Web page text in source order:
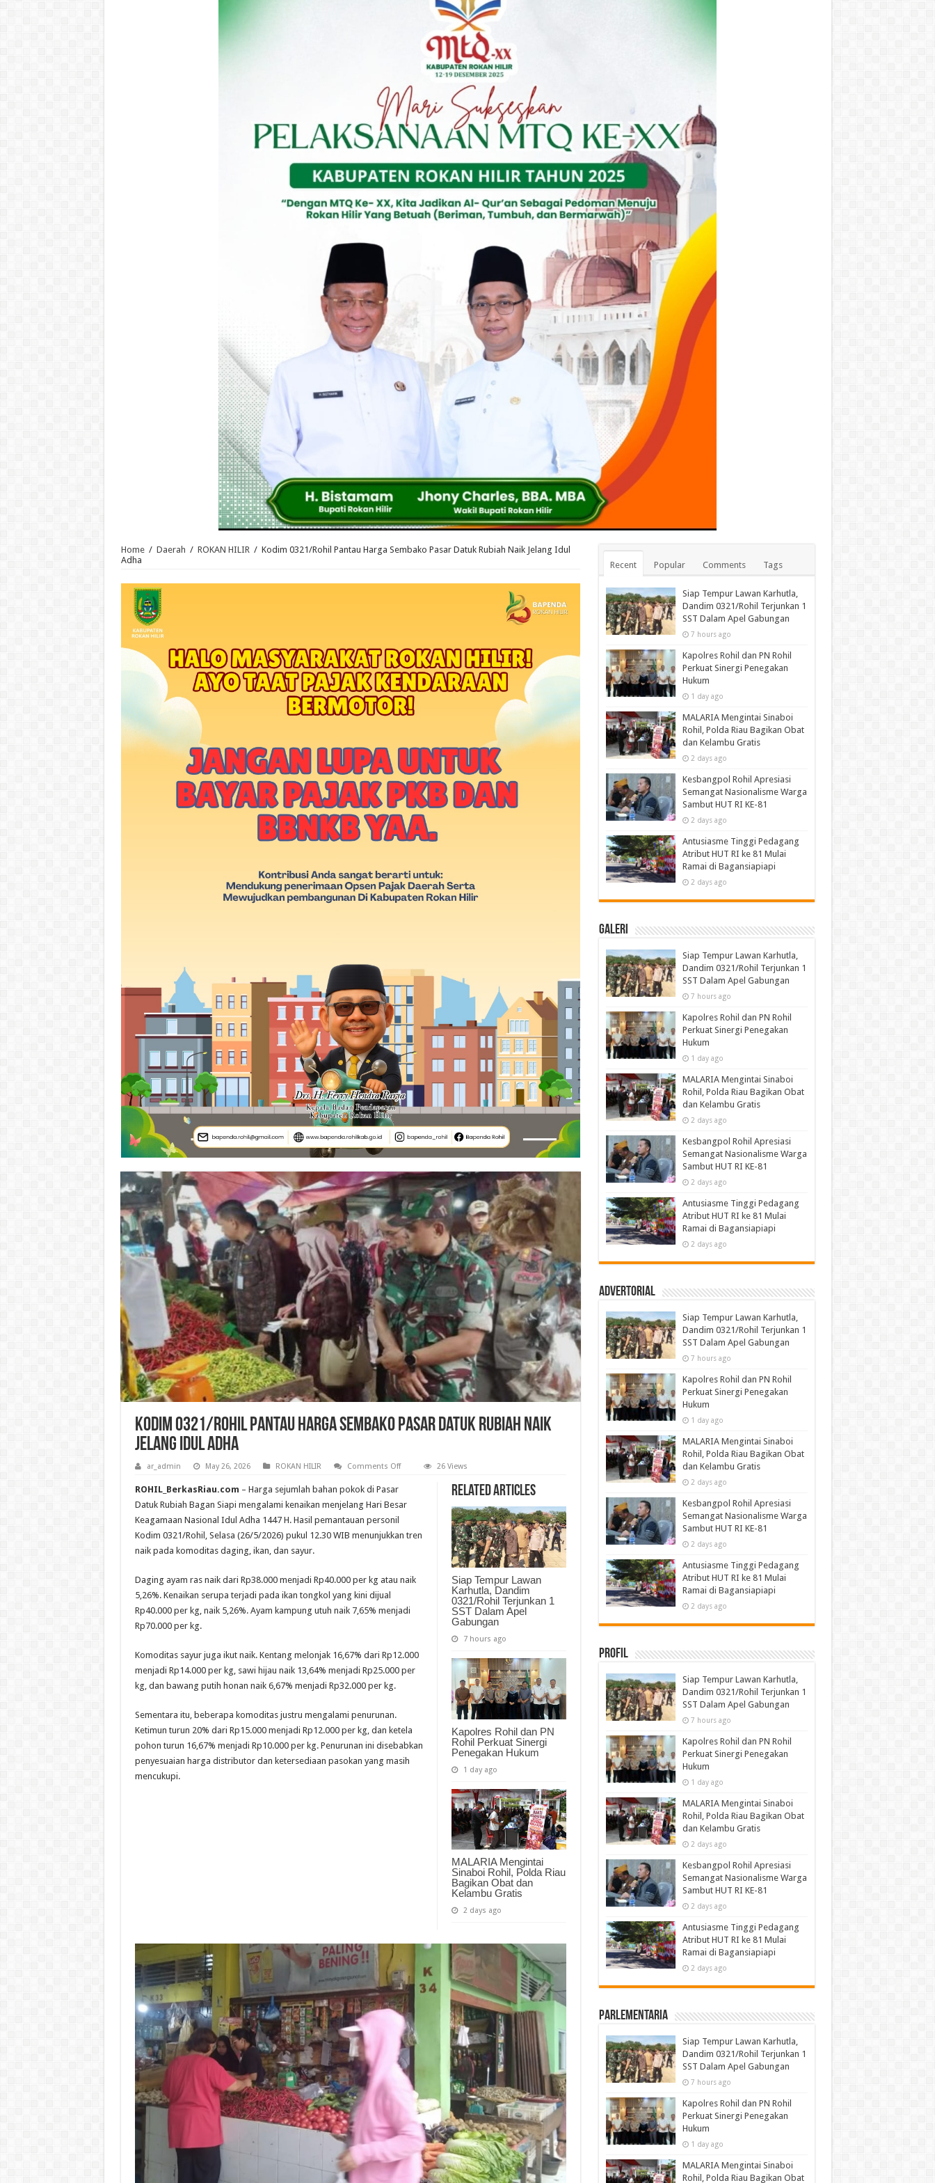
Home / Daerah / ROKAN HILIR / Kodim 0321/Rohil Pantau Harga Sembako Pasar Datuk Rubiah Naik Jelang Idul
Adha
Kodim 0321/Rohil Pantau Harga Sembako Pasar Datuk Rubiah Naik
Jelang Idul Adha
ar_admin May 26, 2026 ROKAN HILIR Comments Offon
Harga
Sembako
Rubiah
Adha
26 Views
Related Articles
Siap Tempur Lawan
Karhutla, Dandim
0321/Rohil Terjunkan 1
SST Dalam Apel
Gabungan
7 hours ago
Kapolres Rohil dan PN
Rohil Perkuat Sinergi
Penegakan Hukum
1 day ago
MALARIA Mengintai
Sinaboi Rohil, Polda Riau
Bagikan Obat dan
Kelambu Gratis
2 days ago
ROHIL_BerkasRiau.com – Harga sejumlah bahan pokok di Pasar
Datuk Rubiah Bagan Siapi mengalami kenaikan menjelang Hari Besar
Keagamaan Nasional Idul Adha 1447 H. Hasil pemantauan personil
Kodim 0321/Rohil, Selasa (26/5/2026) pukul 12.30 WIB menunjukkan tren
naik pada komoditas daging, ikan, dan sayur.
Daging ayam ras naik dari Rp38.000 menjadi Rp40.000 per kg atau naik
5,26%. Kenaikan serupa terjadi pada ikan tongkol yang kini dijual
Rp40.000 per kg, naik 5,26%. Ayam kampung utuh naik 7,65% menjadi
Rp70.000 per kg.
Komoditas sayur juga ikut naik. Kentang melonjak 16,67% dari Rp12.000
menjadi Rp14.000 per kg, sawi hijau naik 13,64% menjadi Rp25.000 per
kg, dan bawang putih honan naik 6,67% menjadi Rp32.000 per kg.
Sementara itu, beberapa komoditas justru mengalami penurunan.
Ketimun turun 20% dari Rp15.000 menjadi Rp12.000 per kg, dan ketela
pohon turun 16,67% menjadi Rp10.000 per kg. Penurunan ini disebabkan
penyesuaian harga distributor dan ketersediaan pasokan yang masih
mencukupi.
Recent Popular Comments Tags
Siap Tempur Lawan Karhutla,
Dandim 0321/Rohil Terjunkan 1
SST Dalam Apel Gabungan
7 hours ago
Kapolres Rohil dan PN Rohil
Perkuat Sinergi Penegakan
Hukum
1 day ago
MALARIA Mengintai Sinaboi
Rohil, Polda Riau Bagikan Obat
dan Kelambu Gratis
2 days ago
Kesbangpol Rohil Apresiasi
Semangat Nasionalisme Warga
Sambut HUT RI KE-81
2 days ago
Antusiasme Tinggi Pedagang
Atribut HUT RI ke 81 Mulai
Ramai di Bagansiapiapi
2 days ago
Galeri
Siap Tempur Lawan Karhutla,
Dandim 0321/Rohil Terjunkan 1
SST Dalam Apel Gabungan
7 hours ago
Kapolres Rohil dan PN Rohil
Perkuat Sinergi Penegakan
Hukum
1 day ago
MALARIA Mengintai Sinaboi
Rohil, Polda Riau Bagikan Obat
dan Kelambu Gratis
2 days ago
Kesbangpol Rohil Apresiasi
Semangat Nasionalisme Warga
Sambut HUT RI KE-81
2 days ago
Antusiasme Tinggi Pedagang
Atribut HUT RI ke 81 Mulai
Ramai di Bagansiapiapi
2 days ago
Advertorial
Siap Tempur Lawan Karhutla,
Dandim 0321/Rohil Terjunkan 1
SST Dalam Apel Gabungan
7 hours ago
Kapolres Rohil dan PN Rohil
Perkuat Sinergi Penegakan
Hukum
1 day ago
MALARIA Mengintai Sinaboi
Rohil, Polda Riau Bagikan Obat
dan Kelambu Gratis
2 days ago
Kesbangpol Rohil Apresiasi
Semangat Nasionalisme Warga
Sambut HUT RI KE-81
2 days ago
Antusiasme Tinggi Pedagang
Atribut HUT RI ke 81 Mulai
Ramai di Bagansiapiapi
2 days ago
Profil
Siap Tempur Lawan Karhutla,
Dandim 0321/Rohil Terjunkan 1
SST Dalam Apel Gabungan
7 hours ago
Kapolres Rohil dan PN Rohil
Perkuat Sinergi Penegakan
Hukum
1 day ago
MALARIA Mengintai Sinaboi
Rohil, Polda Riau Bagikan Obat
dan Kelambu Gratis
2 days ago
Kesbangpol Rohil Apresiasi
Semangat Nasionalisme Warga
Sambut HUT RI KE-81
2 days ago
Antusiasme Tinggi Pedagang
Atribut HUT RI ke 81 Mulai
Ramai di Bagansiapiapi
2 days ago
Parlementaria
Siap Tempur Lawan Karhutla,
Dandim 0321/Rohil Terjunkan 1
SST Dalam Apel Gabungan
7 hours ago
Kapolres Rohil dan PN Rohil
Perkuat Sinergi Penegakan
Hukum
1 day ago
MALARIA Mengintai Sinaboi
Rohil, Polda Riau Bagikan Obat